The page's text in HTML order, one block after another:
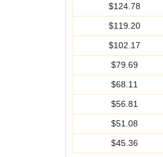
$124.78
$119.20
$102.17
$79.69
$68.11
$56.81
$51.08
$45.36